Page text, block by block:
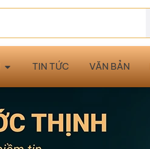
TIN TỨC VĂN BẢN